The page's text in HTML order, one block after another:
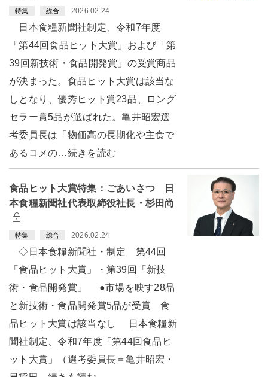
特集 総合 2026.02.24
日本食糧新聞社制定、令和7年度
「第44回食品ヒット大賞」および「第
39回新技術・食品開発賞」の受賞商品
が決まった。食品ヒット大賞は該当な
しとなり、優秀ヒット賞23品、ロング
セラー賞5品が選ばれた。亀井昭宏選
考委員長は「物価高の長期化や主食で
あるコメの…続きを読む
食品ヒット大賞特集：ごあいさつ 日
本食糧新聞社代表取締役社長・杉田尚
特集 総合 2026.02.24
◇日本食糧新聞社・制定 第44回
「食品ヒット大賞」・第39回「新技
術・食品開発賞」 ●市場を映す28品
と新技術・食品開発賞5品が受賞 食
品ヒット大賞は該当なし 日本食糧新
聞社制定、令和7年度「第44回食品ヒ
ット大賞」（選考委員長＝亀井昭宏・